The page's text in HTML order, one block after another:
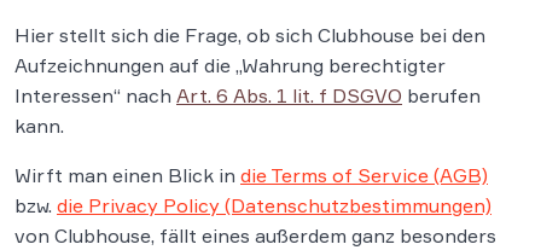
Hier stellt sich die Frage, ob sich Clubhouse bei den
Aufzeichnungen auf die „Wahrung berechtigter
Interessen“ nach Art. 6 Abs. 1 lit. f DSGVO berufen
kann.
Wirft man einen Blick in die Terms of Service (AGB)
bzw. die Privacy Policy (Datenschutzbestimmungen)
von Clubhouse, fällt eines außerdem ganz besonders